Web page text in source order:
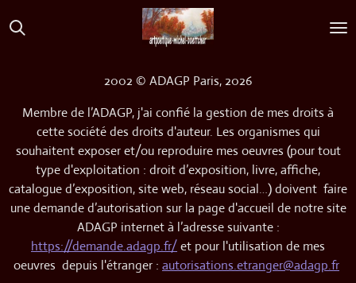
au
2002 © ADAGP Paris, 2026
Membre de l’ADAGP, j'ai confié la gestion de mes droits à
cette société des droits d'auteur. Les organismes qui
souhaitent exposer et/ou reproduire mes oeuvres (pour tout
type d'exploitation : droit d’exposition, livre, affiche,
catalogue d’exposition, site web, réseau social…) doivent faire
une demande d’autorisation sur la page d'accueil de notre site
ADAGP internet à l’adresse suivante :
https://demande.adagp.fr/et pour l'utilisation de mes
oeuvres depuis l'étranger : autorisations.etranger@adagp.fr